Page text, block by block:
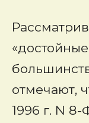
отмечают,
1996 г. N